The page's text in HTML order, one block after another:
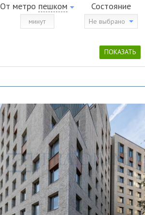
От метро пешком Состояние
Не выбрано
ПОКАЗАТЬ